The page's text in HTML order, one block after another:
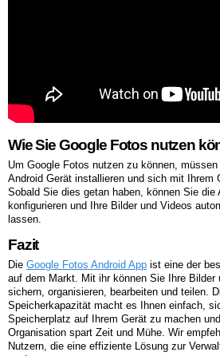
Wie Sie Google Fotos nutzen
Um Google Fotos nutzen zu können,
Android Gerät installieren und sich mit Ihrem
Sobald Sie dies getan haben, können Sie die
konfigurieren und Ihre Bilder und Videos
lassen.
Fazit
Die Google Fotos Android App ist eine der
auf dem Markt. Mit ihr können Sie Ihre Bilder
sichern, organisieren, bearbeiten und teilen.
Speicherkapazität macht es Ihnen einfach,
Speicherplatz auf Ihrem Gerät zu machen
Organisation spart Zeit und Mühe. Wir
Nutzern, die eine effiziente Lösung zur